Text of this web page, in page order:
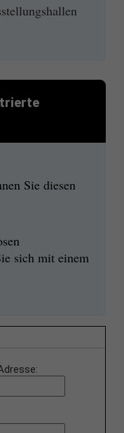
Sie diesen
sich mit einem